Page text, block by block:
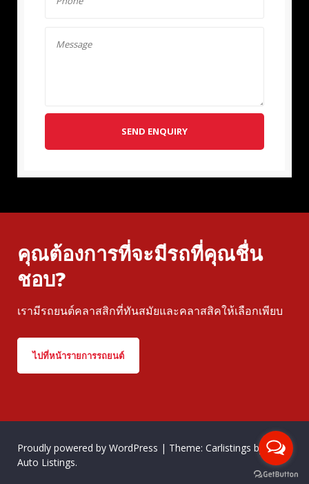
SEND ENQUIRY
คุณต้องการที่จะมีรถที่คุณชื่น
ชอบ?
เรามีรถยนต์คลาสสิกที่ทันสมัยและคลาสสิคให้เลือกเพียบ
ไปที่หน้ารายการรถยนต์
Proudly powered by WordPress | Theme: Carlistings byWP
Auto Listings.